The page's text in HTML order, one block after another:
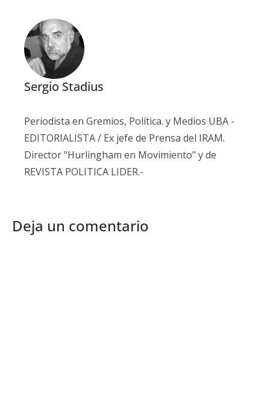
Sergio Stadius
Periodista en Gremios, Política. y Medios UBA -
EDITORIALISTA / Ex jefe de Prensa del IRAM.
Director "Hurlingham en Movimiento" y de
REVISTA POLITICA LIDER.-
Deja un comentario